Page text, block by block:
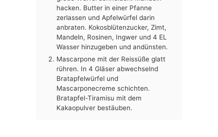
hacken. Butter in einer Pfanne
zerlassen und Apfelwürfel darin
anbraten. Kokosblütenzucker, Zimt,
Mandeln, Rosinen, Ingwer und 4 EL
Wasser hinzugeben und andünsten.
Mascarpone mit der Reissüße glatt
rühren. In 4 Gläser abwechselnd
Bratapfelwürfel und
Mascarponecreme schichten.
Bratapfel-Tiramisu mit dem
Kakaopulver bestäuben.